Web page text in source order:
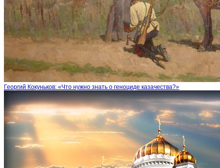
Георгий Кокуньков: «Что нужно знать о геноциде казачества?»